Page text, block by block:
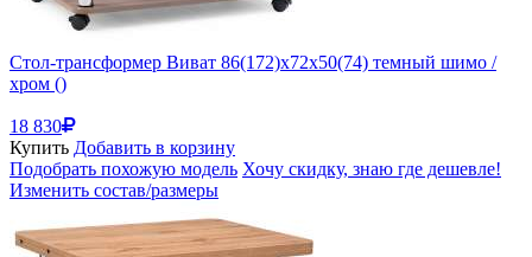
Стол-трансформер Виват 86(172)х72х50(74) темный шимо /
хром ()
18 830
Купить Добавить в корзину
Подобрать похожую модель Хочу скидку, знаю где дешевле!
Изменить состав/размеры